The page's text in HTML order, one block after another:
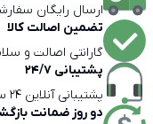
ارسال رایگان
تضمین اصالت کالا
گارانتی اصالت و
پشتیبانی 24/7
پشتیبانی آنلاین 24 ساعته و تلفنی ساعات اداری
دو روز ضمانت